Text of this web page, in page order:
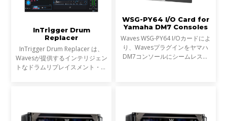
InTrigger Drum
Replacer
InTrigger Drum Replacer は、
Wavesが提供するインテリジェン
トなドラムリプレイスメント・プ
WSG-PY64 I/O Card for
Yamaha DM7 Consoles
Waves WSG-PY64 I/Oカードによ
り、Wavesプラグインをヤマハ
DM7コンソールにシームレスに